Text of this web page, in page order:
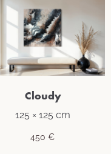
Cloudy
125 × 125 cm
450€